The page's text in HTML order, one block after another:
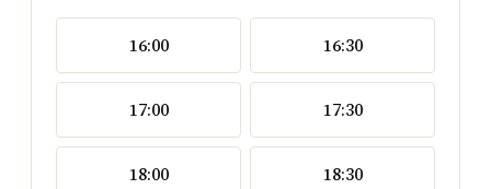
16:00 16:30
17:00 17:30
18:00 18:30